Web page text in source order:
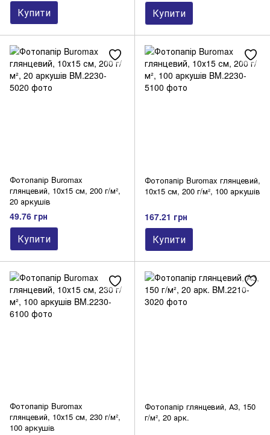
Купити Купити
Фотопапір Buromax
глянцевий, 10х15 см, 200 г/м²,
20 аркушів
49.76 грн
Купити
Фотопапір Buromax глянцевий,
10х15 см, 200 г/м², 100 аркушів
167.21 грн
Купити
Фотопапір Buromax
глянцевий, 10х15 см, 230 г/м²,
100 аркушів
Фотопапір глянцевий, А3, 150
г/м², 20 арк.